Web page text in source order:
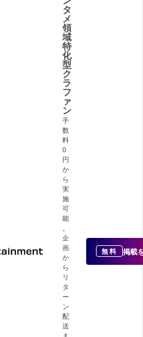
タ
メ
領
域
特
化
型
ク
ラ
フ
ァ
ン
手
数
料
0
円
か
ら
実
施
可
能
企
画
か
ら
リ
タ
ー
ン
配
送
ま
無料 掲載